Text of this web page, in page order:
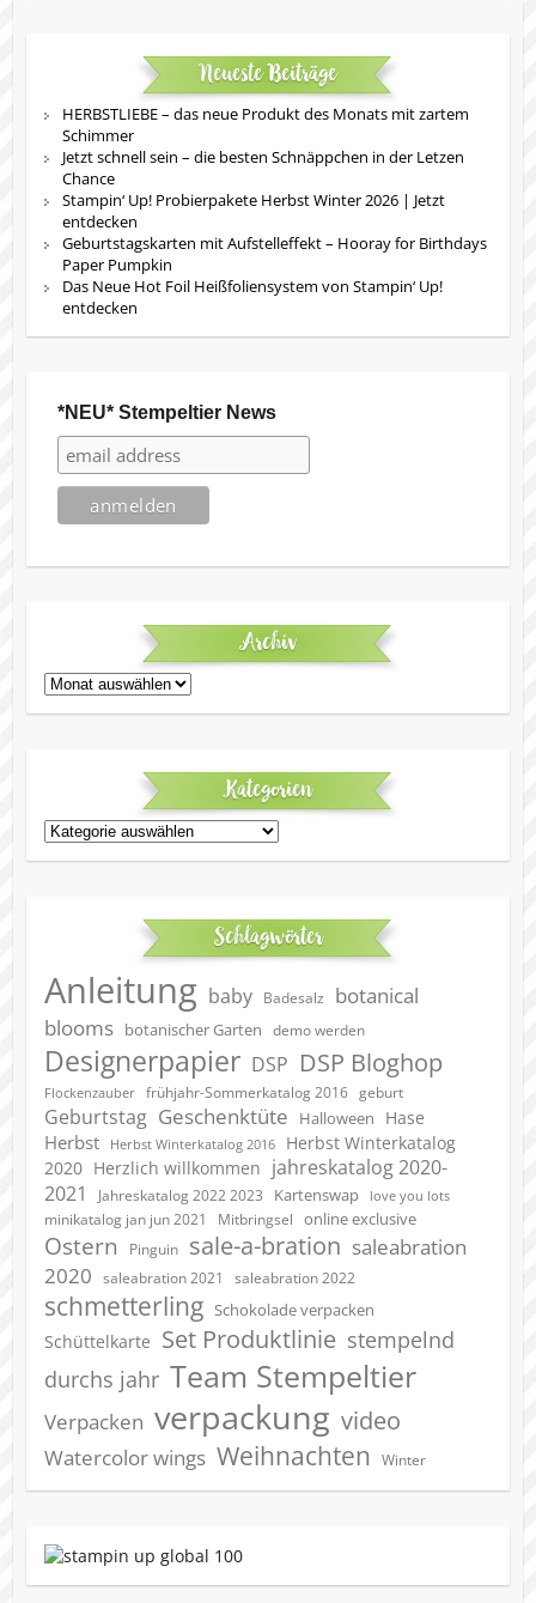
Neueste Beiträge
HERBSTLIEBE – das neue Produkt des Monats mit zartem
Schimmer
Jetzt schnell sein – die besten Schnäppchen in der Letzen
Chance
Stampin‘ Up! Probierpakete Herbst Winter 2026 | Jetzt
entdecken
Geburtstagskarten mit Aufstelleffekt – Hooray for Birthdays
Paper Pumpkin
Das Neue Hot Foil Heißfoliensystem von Stampin‘ Up!
entdecken
*NEU* Stempeltier News
Archiv
Archiv
Kategorien
Kategorien
Schlagwörter
Anleitung baby Badesalz
botanical
blooms botanischer Garten demo werden
Designerpapier DSP DSP Bloghop
Flockenzauber frühjahr-Sommerkatalog 2016 geburt
Geburtstag Geschenktüte Halloween Hase
Herbst Herbst Winterkatalog 2016
Herbst Winterkatalog
2020 Herzlich willkommen jahreskatalog 2020-
2021
Jahreskatalog 2022 2023 Kartenswap love you lots
minikatalog jan jun 2021 Mitbringsel online exclusive
Ostern Pinguin sale-a-bration saleabration
2020
saleabration 2021 saleabration 2022
schmetterling Schokolade verpacken
Schüttelkarte Set Produktlinie stempelnd
durchs jahr Team Stempeltier
Verpacken verpackung video
Watercolor wings Weihnachten Winter